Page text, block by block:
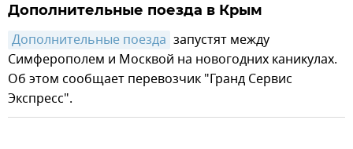
Дополнительные поезда в Крым
Дополнительные поезда запустят между
Симферополем и Москвой на новогодних каникулах.
Об этом сообщает перевозчик "Гранд Сервис
Экспресс".